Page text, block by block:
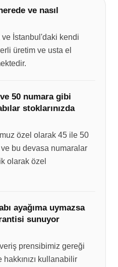
ve nasıl
İstanbul'daki kendi
üretim ve usta el
50 numara gibi
stoklarınızda
özel olarak 45 ile 50
ve bu devasa numaralar
olarak özel
ayağıma uymazsa
sunuyor
prensibimiz gereği
kullanabilir